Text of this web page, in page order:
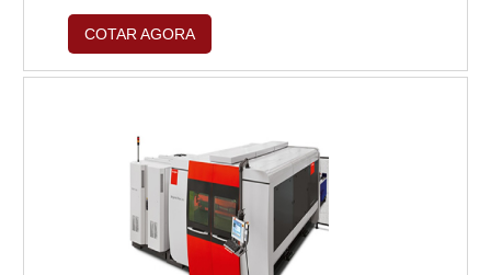
personalização de chaveiros ao permitir que
você produza muito mais sem nenhuma perda
de qualidade, muito pelo contrário,
do equipamentoPara adquirir um equipame....
COTAR AGORA